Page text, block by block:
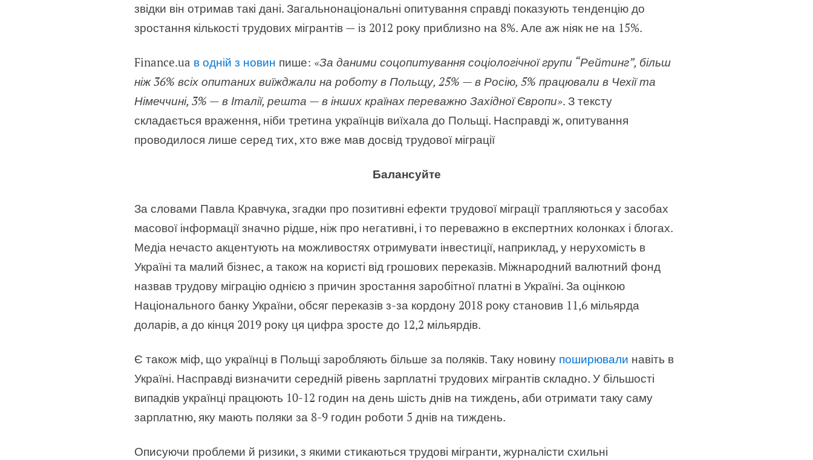
звідки він отримав такі дані. Загальнонаціональні опитування справді показують тенденцію до
зростання кількості трудових мігрантів — із 2012 року приблизно на 8%. Але аж ніяк не на 15%.
Finance.ua в одній з новин пише: «За даними соцопитування соціологічної групи “Рейтинг”, більш
ніж 36% всіх опитаних виїжджали на роботу в Польщу, 25% — в Росію, 5% працювали в Чехії та
Німеччині, 3% — в Італії, решта — в інших країнах переважно Західної Європи». З тексту
складається враження, ніби третина українців виїхала до Польщі. Насправді ж, опитування
проводилося лише серед тих, хто вже мав досвід трудової міграції
Балансуйте
За словами Павла Кравчука, згадки про позитивні ефекти трудової міграції трапляються у засобах
масової інформації значно рідше, ніж про негативні, і то переважно в експертних колонках і блогах.
Медіа нечасто акцентують на можливостях отримувати інвестиції, наприклад, у нерухомість в
Україні та малий бізнес, а також на користі від грошових переказів. Міжнародний валютний фонд
назвав трудову міграцію однією з причин зростання заробітної платні в Україні. За оцінкою
Національного банку України, обсяг переказів з-за кордону 2018 року становив 11,6 мільярда
доларів, а до кінця 2019 року ця цифра зросте до 12,2 мільярдів.
Є також міф, що українці в Польщі заробляють більше за поляків. Таку новину поширювали навіть в
Україні. Насправді визначити середній рівень зарплатні трудових мігрантів складно. У більшості
випадків українці працюють 10-12 годин на день шість днів на тиждень, аби отримати таку саму
зарплатню, яку мають поляки за 8-9 годин роботи 5 днів на тиждень.
Описуючи проблеми й ризики, з якими стикаються трудові мігранти, журналісти схильні